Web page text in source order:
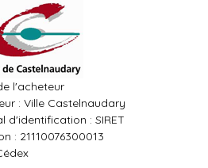
l'acheteur
: Ville Castelnaudary
d'identification : SIRET
: 21110076300013